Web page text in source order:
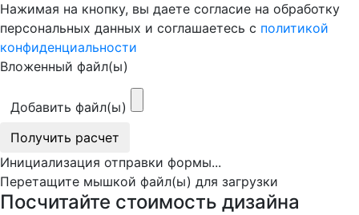
Нажимая на кнопку, вы даете согласие на обработку
персональных данных и соглашаетесь с политикой
конфиденциальности
Вложенный файл(ы)
Добавить файл(ы)
Получить расчет
Инициализация отправки формы...
Перетащите мышкой файл(ы) для загрузки
Посчитайте стоимость дизайна